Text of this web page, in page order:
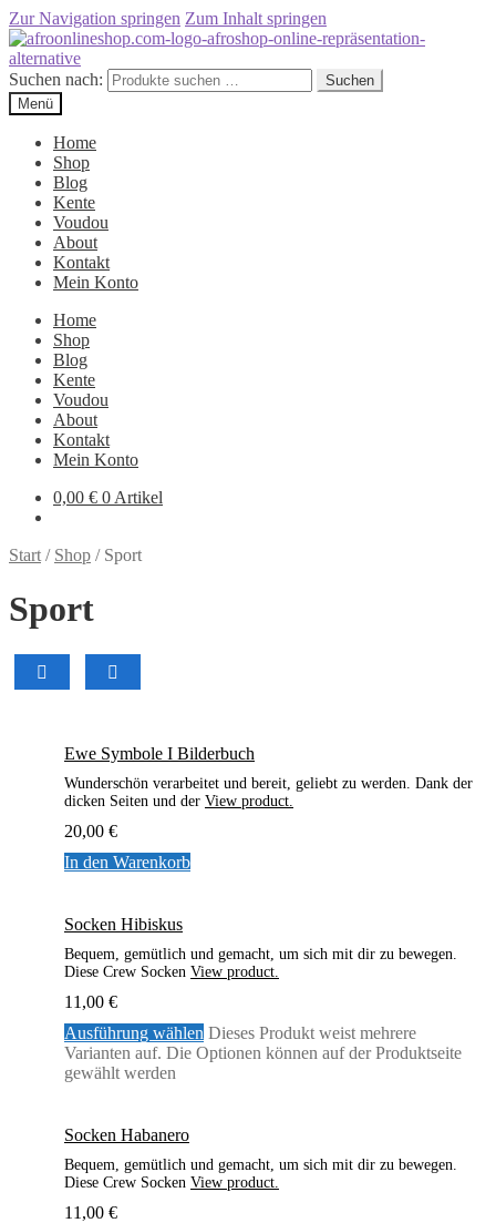
Zur Navigation springen Zum Inhalt springen
Suchen nach:
Suchen
Menü
Home
Shop
Blog
Kente
Voudou
About
Kontakt
Mein Konto
Home
Shop
Blog
Kente
Voudou
About
Kontakt
Mein Konto
0,00 € 0 Artikel
Start / Shop / Sport
Sport
Ewe Symbole I Bilderbuch
Wunderschön verarbeitet und bereit, geliebt zu werden. Dank der
dicken Seiten und der View product.
20,00 €
In den Warenkorb
Socken Hibiskus
Bequem, gemütlich und gemacht, um sich mit dir zu bewegen.
Diese Crew Socken View product.
11,00 €
Ausführung wählen Dieses Produkt weist mehrere
Varianten auf. Die Optionen können auf der Produktseite
gewählt werden
Socken Habanero
Bequem, gemütlich und gemacht, um sich mit dir zu bewegen.
Diese Crew Socken View product.
11,00 €